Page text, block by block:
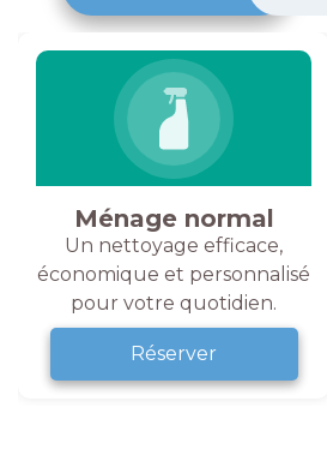
Ménage normal
Un nettoyage efficace,
économique et personnalisé
pour votre quotidien.
Réserver